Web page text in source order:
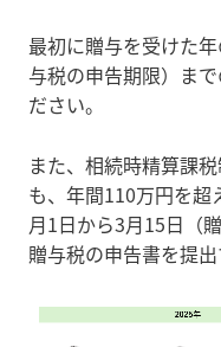
最初に贈与を受けた
与税の申告期限）ま
ださい。
また、相続時精算課
も、年間110万円を超
月1日から3月15日（
贈与税の申告書を提出